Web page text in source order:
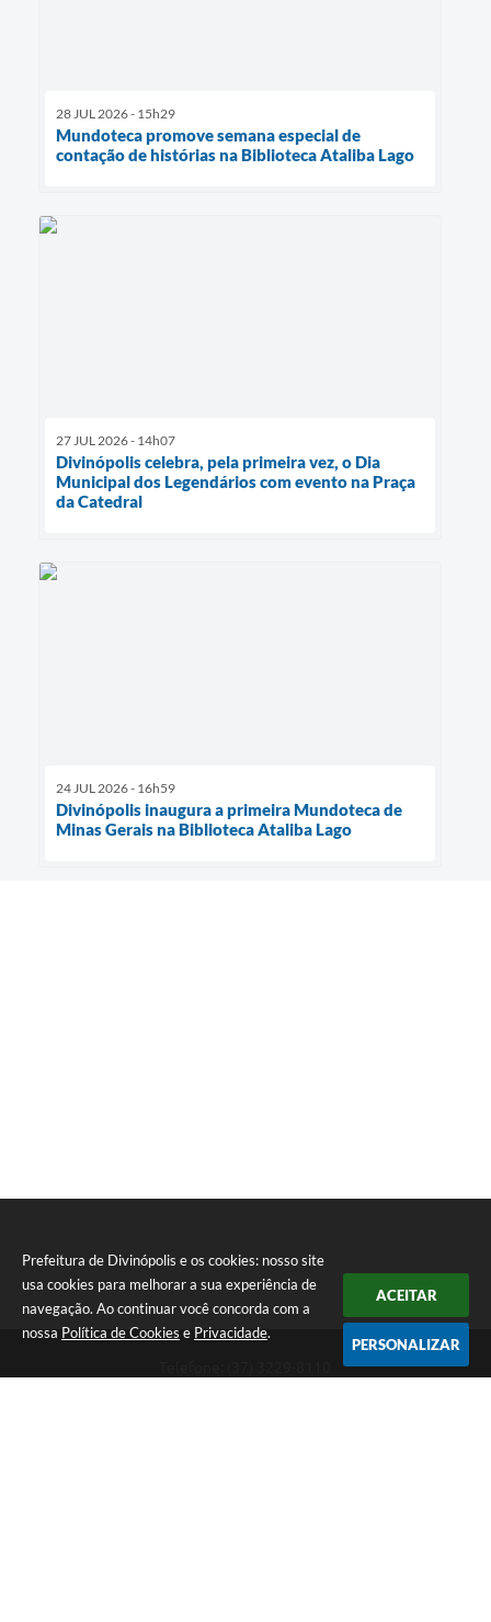
Prefeitura de Divinópolis e os cookies: nosso site
usa cookies para melhorar a sua experiência de
navegação. Ao continuar você concorda com a
nossa Política de Cookies e Privacidade.
ACEITAR
PERSONALIZAR
28 JUL 2026 - 15h29
Mundoteca promove semana especial de
contação de histórias na Biblioteca Ataliba Lago
27 JUL 2026 - 14h07
Divinópolis celebra, pela primeira vez, o Dia
Municipal dos Legendários com evento na Praça
da Catedral
24 JUL 2026 - 16h59
Divinópolis inaugura a primeira Mundoteca de
Minas Gerais na Biblioteca Ataliba Lago